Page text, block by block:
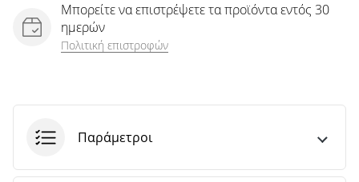
Μπορείτε να επιστρέψετε τα προϊόντα εντός 30
ημερών
Πολιτική επιστροφών
Παράμετροι